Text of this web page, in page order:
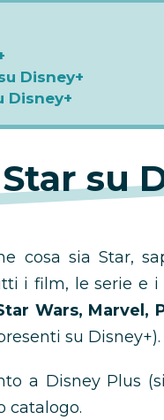
Disney+
Disney+
Star su
cosa sia Star,
i film, le serie e
Wars, Marvel,
su Disney+).
a Disney Plus
catalogo.